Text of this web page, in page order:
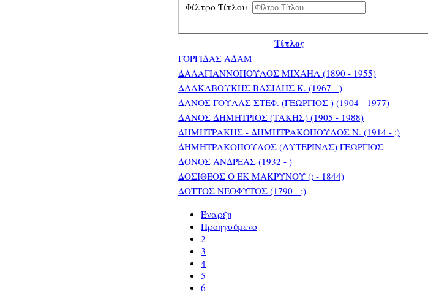
Φίλτρο Τίτλου
Τίτλος
ΓΟΡΓΙΔΑΣ ΑΔΑΜ
ΔΑΛΑΓΙΑΝΝΟΠΟΥΛΟΣ ΜΙΧΑΗΛ (1890 - 1955)
ΔΑΛΚΑΒΟΥΚΗΣ ΒΑΣΙΛΗΣ Κ. (1967 - )
ΔΑΝΟΣ ΓΟΥΛΑΣ ΣΤΕΦ. (ΓΕΩΡΓΙΟΣ ) (1904 - 1977)
ΔΑΝΟΣ ΔΗΜΗΤΡΙΟΣ (ΤΑΚΗΣ) (1905 - 1988)
ΔΗΜΗΤΡΑΚΗΣ - ΔΗΜΗΤΡΑΚΟΠΟΥΛΟΣ Ν. (1914 - ;)
ΔΗΜΗΤΡΑΚΟΠΟΥΛΟΣ (ΛΥΤΕΡΙΝΑΣ) ΓΕΩΡΓΙΟΣ
ΔΟΝΟΣ ΑΝΔΡΕΑΣ (1932 - )
ΔΟΣΙΘΕΟΣ Ο ΕΚ ΜΑΚΡΥΝΟΥ (; - 1844)
ΔΟΤΤΟΣ ΝΕΟΦΥΤΟΣ (1790 - ;)
Έναρξη
Προηγούμενο
2
3
4
5
6